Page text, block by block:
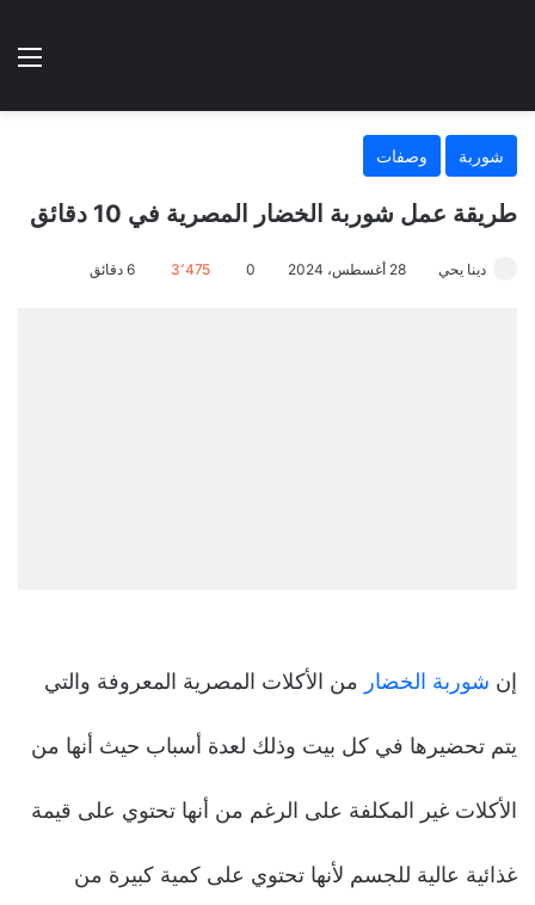
الوضع
شوربة وصفات
طريقة عمل شوربة الخضار المصرية في 10 دقائق
دينا يحي 28 أغسطس، 2024 0 3٬475
إن شوربة الخضار من الأكلات المصرية المعروفة والتي
يتم تحضيرها في كل بيت وذلك لعدة أسباب حيث أنها من
الأكلات غير المكلفة على الرغم من أنها تحتوي على قيمة
غذائية عالية للجسم لأنها تحتوي على كمية كبيرة من